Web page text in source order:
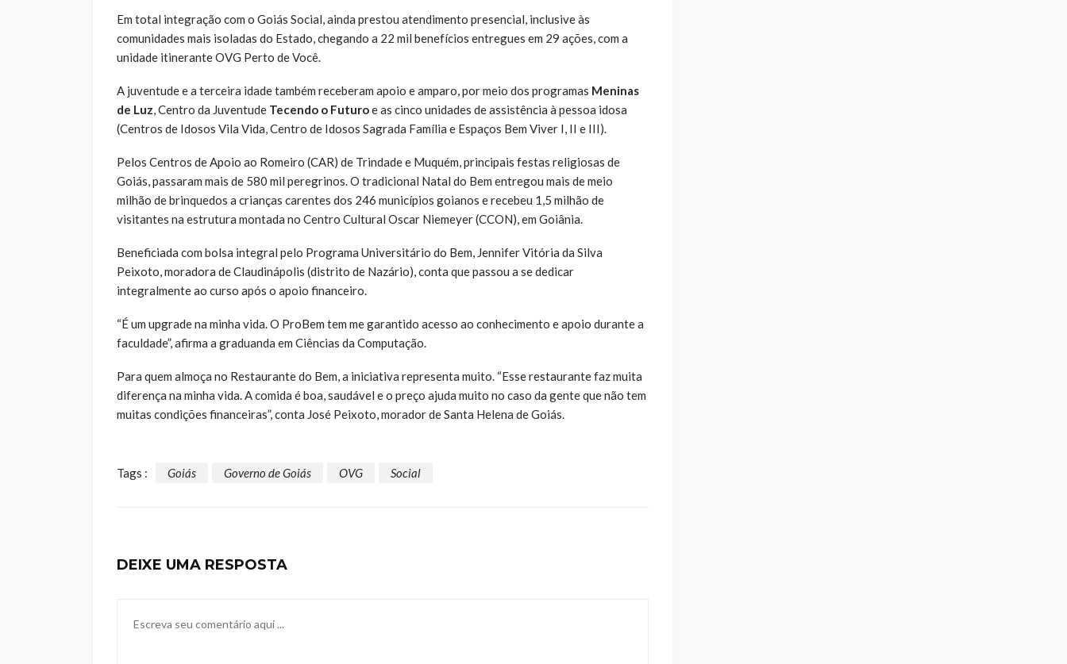
Em total integração com o Goiás Social, ainda prestou atendimento presencial, inclusive às
comunidades mais isoladas do Estado, chegando a 22 mil benefícios entregues em 29 ações, com a
unidade itinerante OVG Perto de Você.
A juventude e a terceira idade também receberam apoio e amparo, por meio dos programas Meninas
de Luz, Centro da Juventude Tecendo o Futuroe as cinco unidades de assistência à pessoa idosa
(Centros de Idosos Vila Vida, Centro de Idosos Sagrada Família e Espaços Bem Viver I, II e III).
Pelos Centros de Apoio ao Romeiro (CAR) de Trindade e Muquém, principais festas religiosas de
Goiás, passaram mais de 580 mil peregrinos. O tradicional Natal do Bem entregou mais de meio
milhão de brinquedos a crianças carentes dos 246 municípios goianos e recebeu 1,5 milhão de
visitantes na estrutura montada no Centro Cultural Oscar Niemeyer (CCON), em Goiânia.
Beneficiada com bolsa integral pelo Programa Universitário do Bem, Jennifer Vitória da Silva
Peixoto, moradora de Claudinápolis (distrito de Nazário), conta que passou a se dedicar
integralmente ao curso após o apoio financeiro.
“É um upgrade na minha vida. O ProBem tem me garantido acesso ao conhecimento e apoio durante a
faculdade”, afirma a graduanda em Ciências da Computação.
Para quem almoça no Restaurante do Bem, a iniciativa representa muito. “Esse restaurante faz muita
diferença na minha vida. A comida é boa, saudável e o preço ajuda muito no caso da gente que não tem
muitas condições financeiras”, conta José Peixoto, morador de Santa Helena de Goiás.
Tags : Goiás Governo de Goiás OVG Social
DEIXE UMA RESPOSTA